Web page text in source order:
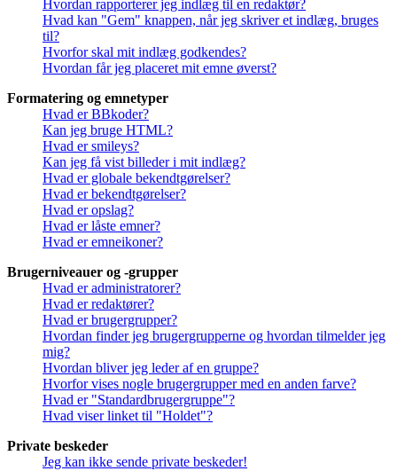
Hvordan rapporterer jeg indlæg til en redaktør?
Hvad kan "Gem" knappen, når jeg skriver et indlæg, bruges
til?
Hvorfor skal mit indlæg godkendes?
Hvordan får jeg placeret mit emne øverst?
Formatering og emnetyper
Hvad er BBkoder?
Kan jeg bruge HTML?
Hvad er smileys?
Kan jeg få vist billeder i mit indlæg?
Hvad er globale bekendtgørelser?
Hvad er bekendtgørelser?
Hvad er opslag?
Hvad er låste emner?
Hvad er emneikoner?
Brugerniveauer og -grupper
Hvad er administratorer?
Hvad er redaktører?
Hvad er brugergrupper?
Hvordan finder jeg brugergrupperne og hvordan tilmelder jeg
mig?
Hvordan bliver jeg leder af en gruppe?
Hvorfor vises nogle brugergrupper med en anden farve?
Hvad er "Standardbrugergruppe"?
Hvad viser linket til "Holdet"?
Private beskeder
Jeg kan ikke sende private beskeder!